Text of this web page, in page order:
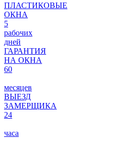
ПЛАСТИКОВЫЕ
ОКНА
5
рабочих
дней
ГАРАНТИЯ
НА ОКНА
60
месяцев
ВЫЕЗД
ЗАМЕРЩИКА
24
часа